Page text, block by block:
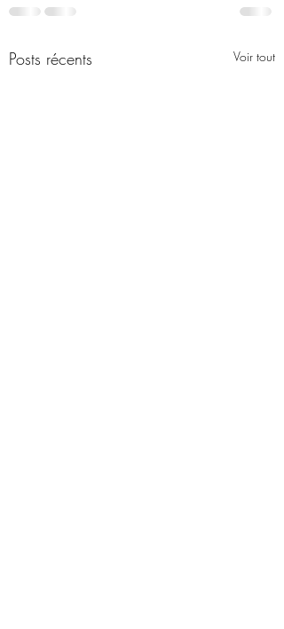
Posts récents Voir tout